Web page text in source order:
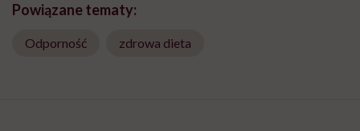
Powiązane tematy:
Odporność zdrowa dieta